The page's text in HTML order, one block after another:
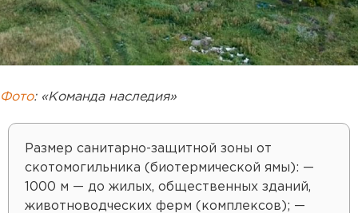
Фото: «Команда наследия»
Размер санитарно-защитной зоны от
скотомогильника (биотермической ямы): —
1000 м — до жилых, общественных зданий,
животноводческих ферм (комплексов); —